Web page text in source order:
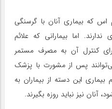
اس که بیماری آنان با گرسنگی
اما بیمارانی که علائم
کنترل آن به مصرف مستمر
می‌توانند پس از مشورت با پزشک
بیماری این دسته از بیماران به
نیز نباید روزه بگیرند.